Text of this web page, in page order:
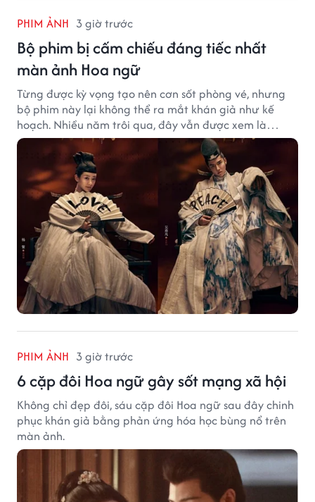
PHIM ẢNH 3 giờ trước
Bộ phim bị cấm chiếu đáng tiếc nhất
màn ảnh Hoa ngữ
Từng được kỳ vọng tạo nên cơn sốt phòng vé, nhưng
bộ phim này lại không thể ra mắt khán giả như kế
hoạch. Nhiều năm trôi qua, đây vẫn được xem là
trường hợp đáng tiếc bậc nhất của màn ảnh Hoa ngữ.
PHIM ẢNH 3 giờ trước
6 cặp đôi Hoa ngữ gây sốt mạng xã hội
Không chỉ đẹp đôi, sáu cặp đôi Hoa ngữ sau đây chinh
phục khán giả bằng phản ứng hóa học bùng nổ trên
màn ảnh.